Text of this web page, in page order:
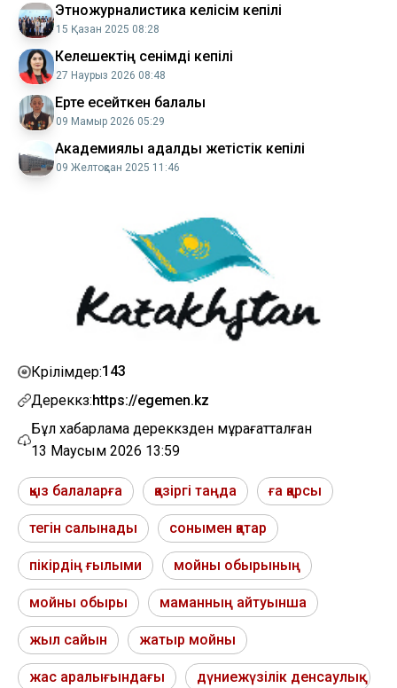
Этножурналистика келісім кепілі
15 Қазан 2025 08:28
Келешектің сенімді кепілі
27 Наурыз 2026 08:48
Ерте есейткен балалық
09 Мамыр 2026 05:29
Академиялық адалдық жетістік кепілі
09 Желтоқсан 2025 11:46
Көрілімдер:143
Дереккөз:https://egemen.kz
Бұл хабарлама дереккөзден мұрағатталған
13 Маусым 2026 13:59
қыз балаларға қазіргі таңда ға қарсы
тегін салынады сонымен қатар
пікірдің ғылыми мойны обырының
мойны обыры маманның айтуынша
жыл сайын жатыр мойны
жас аралығындағы дүниежүзілік денсаулық